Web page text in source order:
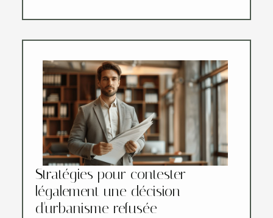
Stratégies pour contester
légalement une décision
d'urbanisme refusée